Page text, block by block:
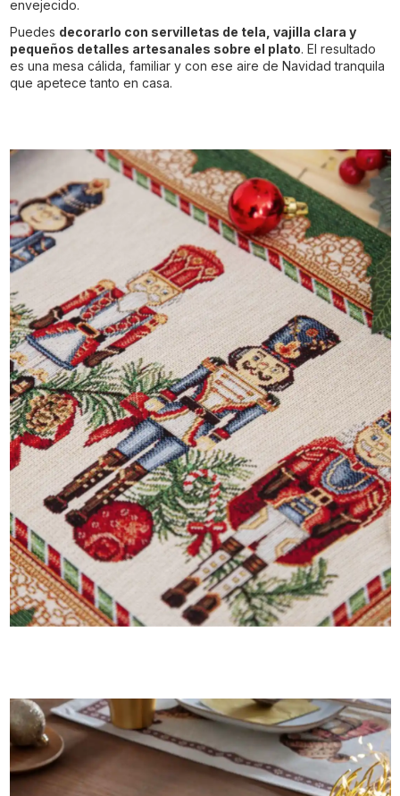
envejecido.
Puedes decorarlo con servilletas de tela, vajilla clara y
pequeños detalles artesanales sobre el plato. El resultado
es una mesa cálida, familiar y con ese aire de Navidad tranquila
que apetece tanto en casa.